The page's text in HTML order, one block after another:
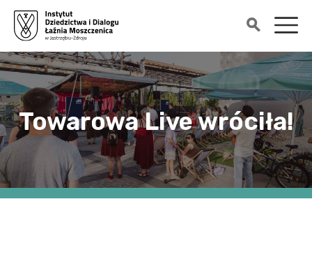
Towarowa Live wróciła!